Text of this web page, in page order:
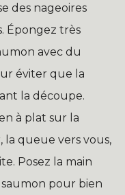
des nageoires
Épongez très
avec du
éviter que la
la découpe.
à plat sur la
la queue vers vous,
Posez la main
pour bien